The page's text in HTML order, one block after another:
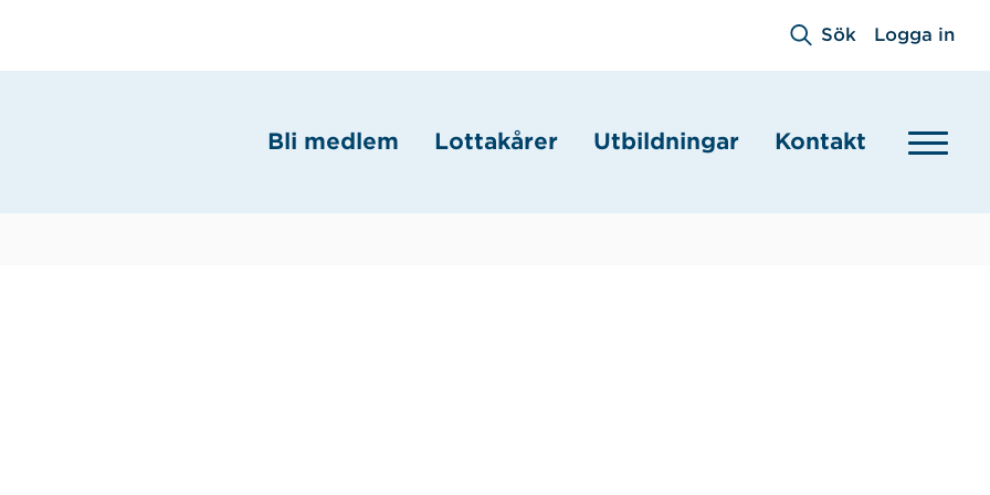
Sök Logga in
Bli medlem Lottakårer Utbildningar Kontakt